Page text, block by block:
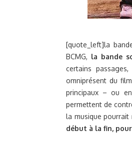
[quote_left]la
BCMG, la bande
certains
omniprésent du
principaux – ou
permettent de
la musique pourrait
début à la fin,